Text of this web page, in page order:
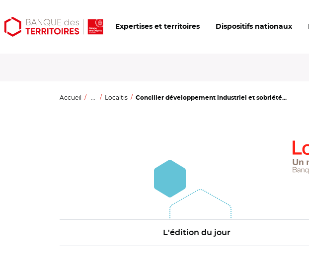
Aller
au
Aller
au
Ouvrir
les
Expertises et territoires Dispositifs nationaux
Accueil ... Localtis Concilier développement industriel et sobriété...
L'édition du jour